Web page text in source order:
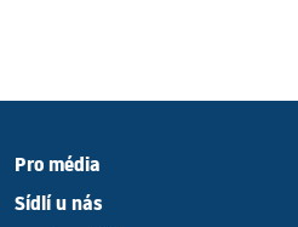
Pro média
Sídlí u nás